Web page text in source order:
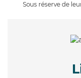
Sous réserve de